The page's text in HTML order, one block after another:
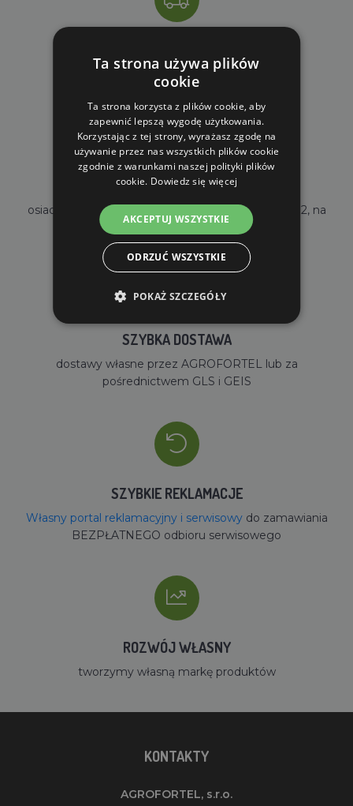
dla zamówień od 690 zł z VAT
WŁASNY MAGAZYN
osiadamy własny magazyn o powierzchni 2000m2, na
stanie mamy ponad 35000 sztuk towarów
SZYBKA DOSTAWA
dostawy własne przez AGROFORTEL lub za
pośrednictwem GLS i GEIS
SZYBKIE REKLAMACJE
Własny portal reklamacyjny i serwisowydo zamawiania
BEZPŁATNEGO odbioru serwisowego
ROZWÓJ WŁASNY
tworzymy własną markę produktów
KONTAKTY
AGROFORTEL, s.r.o.
Ta strona używa plików
cookie
Ta strona korzysta z plików cookie, aby
zapewnić lepszą wygodę użytkowania.
Korzystając z tej strony, wyrażasz zgodę na
używanie przez nas wszystkich plików cookie
zgodnie z warunkami naszej polityki plików
cookie. Dowiedz się więcej
AKCEPTUJ WSZYSTKIE
ODRZUĆ WSZYSTKIE
POKAŻ SZCZEGÓŁY